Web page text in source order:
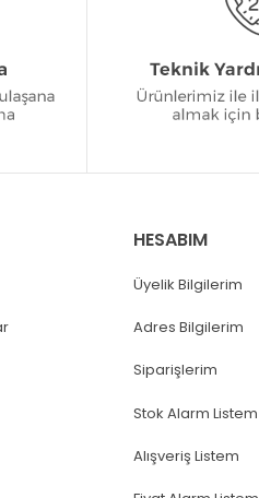
HESABIM
Üyelik Bilgilerim
Adres Bilgilerim
Siparişlerim
Stok Alarm Listem
Alışveriş Listem